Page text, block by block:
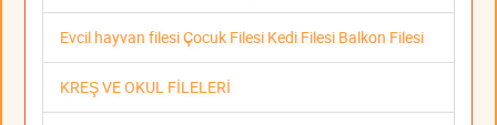
Evcil hayvan filesi Çocuk Filesi Kedi Filesi Balkon Filesi
KREŞ VE OKUL FİLELERİ